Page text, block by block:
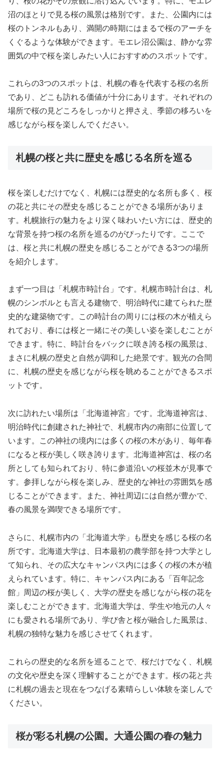
沼のほとりで見る桜の風景は格別です。また、公園内には
桜のトンネルもあり、満開の時期にはまるで桜のアーチを
くぐるような体験ができます。モエレ沼公園は、静かな雰
囲気の中で桜を楽しみたい人におすすめのスポットです。
これらの3つのスポットは、札幌の春を代表する桜の名所
であり、どこも訪れる価値が十分にあります。それぞれの
場所で桜の見どころをしっかりと押さえ、季節の移ろいを
感じながら桜を楽しんでください。
札幌の桜と共に歴史を感じる名所を巡る
桜を楽しむだけでなく、札幌には歴史的な名所も多く、桜
の花と共にその歴史を感じることができる場所がありま
す。札幌旅行の魅力をより深く味わいたい方には、歴史的
な背景を持つ桜の名所を巡るのがぴったりです。ここで
は、桜と共に札幌の歴史を感じることができる3つの場所
を紹介します。
まず一つ目は「札幌市時計台」です。札幌市時計台は、札
幌のシンボルとも言える建物で、明治時代に建てられた歴
史的な建築物です。この時計台の周りには桜の木が植えら
れており、春には桜と一緒にその美しい姿を楽しむことが
できます。特に、時計台をバックに咲き誇る桜の風景は、
まさに札幌の歴史と自然が調和した絶景です。観光の合間
に、札幌の歴史を感じながら桜を眺めることができるスポ
ットです。
次に訪れたい場所は「北海道神宮」です。北海道神宮は、
明治時代に創建された神社で、札幌市内の南部に位置して
います。この神社の境内には多くの桜の木があり、毎年春
になると桜が美しく咲き誇ります。北海道神宮は、桜の名
所としても知られており、特に参道沿いの桜並木が見事で
す。参拝しながら桜を楽しみ、歴史的な神社の雰囲気を感
じることができます。また、神社周辺には自然が豊かで、
春の風景を満喫できる場所です。
さらに、札幌市内の「北海道大学」も歴史を感じる桜の名
所です。北海道大学は、日本最初の農学部を持つ大学とし
て知られ、その広大なキャンパス内には多くの桜の木が植
えられています。特に、キャンパス内にある「百年記念
館」周辺の桜が美しく、大学の歴史を感じながら桜の花を
楽しむことができます。北海道大学は、学生や地元の人々
にも愛される場所であり、学び舎と桜が融合した風景は、
札幌の独特な魅力を感じさせてくれます。
これらの歴史的な名所を巡ることで、桜だけでなく、札幌
の文化や歴史を深く理解することができます。桜の花と共
に札幌の過去と現在をつなげる素晴らしい体験を楽しんで
ください。
桜が彩る札幌の公園。大通公園の春の魅力